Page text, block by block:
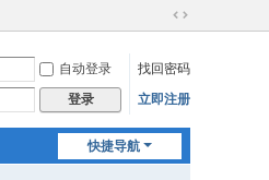
切
到
宽
自动登录
找回密码
登录 立即注册
快捷导航